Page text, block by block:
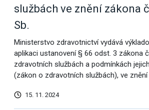
službách ve znění zákona
Sb.
Ministerstvo zdravotnictví vydává
aplikaci ustanovení § 66 odst. 3 zákona
zdravotních službách a podmínkách
(zákon o zdravotních službách), ve
15. 11. 2024